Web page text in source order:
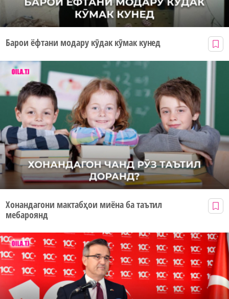
Барои ёфтани модару кӯдак кӯмак кунед
Хонандагони мактабҳои миёна ба таътил
мебароянд